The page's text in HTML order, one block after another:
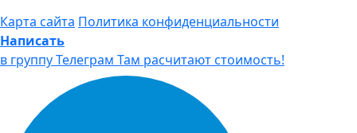
Карта сайта Политика конфиденциальности
Написать
в группу Телеграм Там расчитают стоимость!